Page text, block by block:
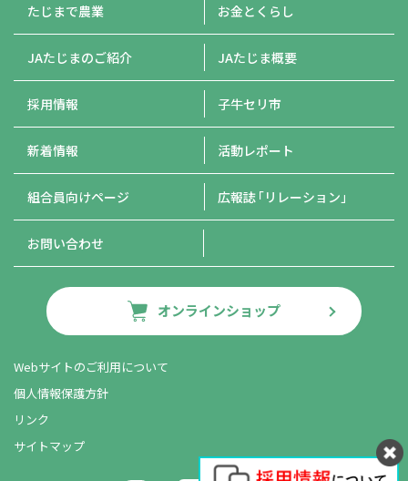
たじまで農業 お金とくらし
JAたじまのご紹介 JAたじま概要
採用情報 子牛セリ市
新着情報 活動レポート
組合員向けページ 広報誌「リレーション」
お問い合わせ
オンラインショップ
Webサイトのご利用について
個人情報保護方針
リンク
サイトマップ